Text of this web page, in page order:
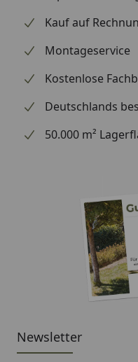
Kauf auf
Montageservice
Kostenlose
Deutschlands
50.000 m²
Newsletter